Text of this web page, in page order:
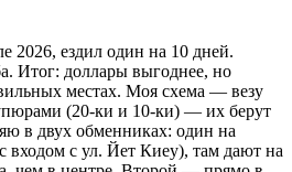
2026, ездил один на 10 дней.
Итог: доллары выгоднее, но
местах. Моя схема — везу
(20-ки и 10-ки) — их берут
в двух обменниках: один на
входом с ул. Йет Киеу), там дают на